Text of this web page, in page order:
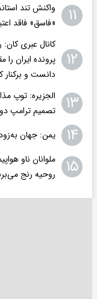
۱۱
واکنش تند
«فاسق» فاقد
۱۲
کانال عبری
پرونده ایران
دانست و برکنار
۱۳
الجزیره: توپ
تصمیم ترامپ
۱۴ یمن: جهان
۱۵
ملوانان ناو
روحیه رنج